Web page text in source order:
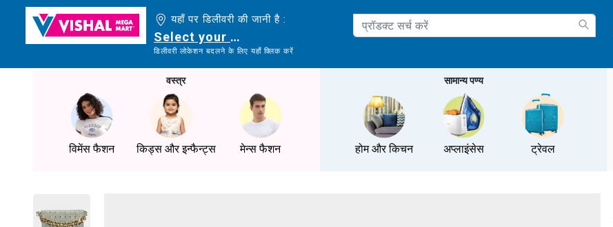
यहाँ पर डिलीवरी की जानी है :
Select your delivery location
डिलीवरी लोकेशन बदलने के लिए यहाँ क्लिक करें
वस्त्र
विमेंस फैशन किड्स और इन्फैन्ट्स मेन्स फैशन
सामान्य पण्य
होम और किचन अप्लाइंसेस ट्रेवल